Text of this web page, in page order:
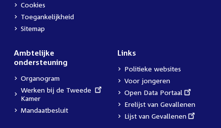
Cookies
Toegankelijkheid
Sitemap
Ambtelijke
ondersteuning
Organogram
External
link:
Werken bij de Tweede
Kamer
Mandaatbesluit
Links
Politieke websites
Voor jongeren
External
link:
Open Data Portaal
Erelijst van Gevallenen
External
Lijst van Gevallenen